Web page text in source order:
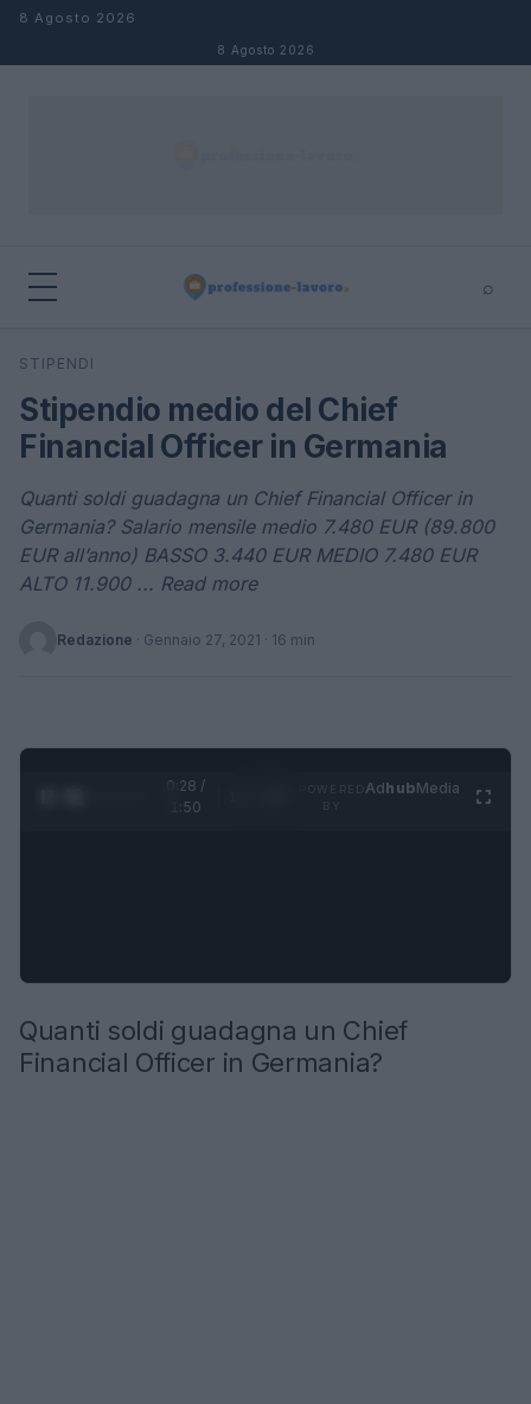
Salta al contenuto
8 Agosto 2026
8 Agosto 2026
⌕
Cerca
STIPENDI
Stipendio medio del Chief
Financial Officer in Germania
Quanti soldi guadagna un Chief Financial Officer in
Germania? Salario mensile medio 7.480 EUR (89.800
EUR all’anno) BASSO 3.440 EUR MEDIO 7.480 EUR
ALTO 11.900 ... Read more
Redazione · Gennaio 27, 2021 · 16 min
0:29 /
1:50
AdhubMedia
Quanti soldi guadagna un Chief
Financial Officer in Germania?